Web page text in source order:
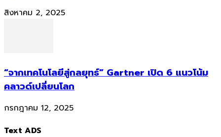
สิงหาคม 2, 2025
“จากเทคโนโลยีสู่กลยุทธ์” Gartner เปิด 6 แนวโน้ม
คลาวด์เปลี่ยนโลก
กรกฎาคม 12, 2025
Text ADS